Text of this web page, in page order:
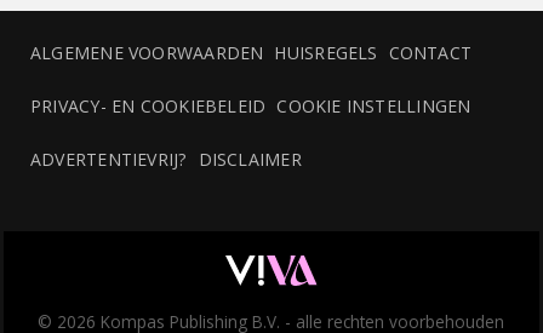
ALGEMENE VOORWAARDEN HUISREGELS CONTACT
PRIVACY- EN COOKIEBELEID COOKIE INSTELLINGEN
ADVERTENTIEVRIJ? DISCLAIMER
© 2026 Kompas Publishing B.V. - alle rechten voorbehouden